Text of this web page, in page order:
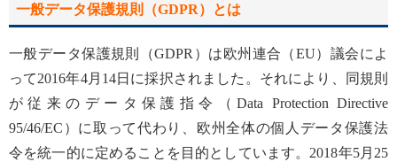
一般データ保護規則（GDPR）とは
一般データ保護規則（GDPR）は欧州連合（EU）議会によ
って2016年4月14日に採択されました。それにより、同規則
が従来のデータ保護指令（Data Protection Directive
95/46/EC）に取って代わり、欧州全体の個人データ保護法
令を統一的に定めることを目的としています。2018年5月25